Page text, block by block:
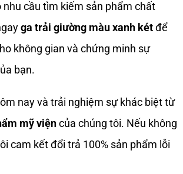
cầu tìm kiếm sản phẩm chất
ga trải giường màu xanh kétđể
không gian và chứng minh sự
bạn.
nay và trải nghiệm sự khác biệt từ
mỹ việncủa chúng tôi. Nếu không
cam kết đổi trả 100% sản phẩm lỗi